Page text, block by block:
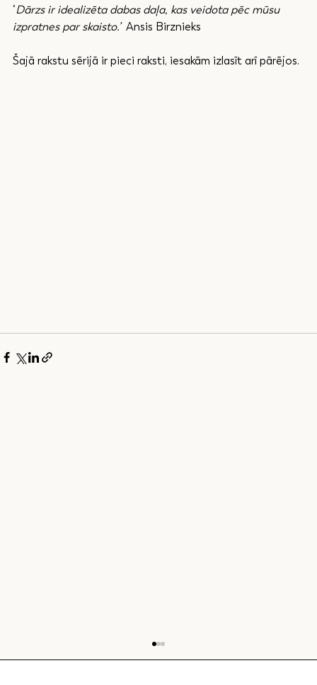
‘Dārzs ir idealizēta dabas daļa, kas veidota pēc mūsu
izpratnes par skaisto.’
  Ansis Birznieks
Šajā rakstu sērijā ir pieci raksti, iesakām izlasīt arī pārējos.